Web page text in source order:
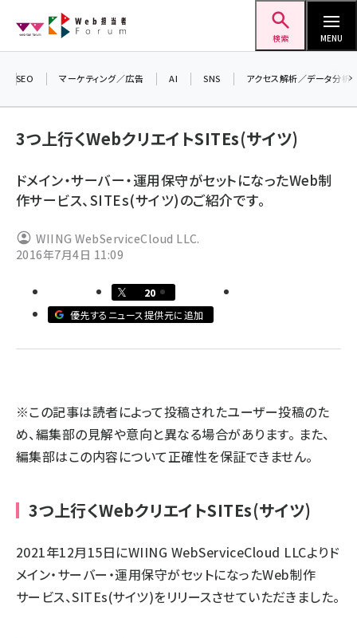
ン
検索 MENU
seo (3544)
ai (2829)
youtube (2455)
セミナー (2327)
z世代 (1635)
SEO マーケティング／広告 AI SNS アクセス解析／データ分析
3つ上行くWebクリエイトSITEs(サイツ)
ドメイン・サーバー・運用保守がセットになったWeb制
作サービス、SITEs(サイツ)のご紹介です。
WIING WebServiceCloud LLC.
2016年7月4日 11:09
20
優先するニュース提供元に追加
※この記事は読者によって投稿されたユーザー投稿のた
め、編集部の見解や意向と異なる場合があります。 また、
編集部はこの内容について正確性を保証できません。
3つ上行くWebクリエイトSITEs(サイツ)
2021年12月15日にWIING WebServiceCloud LLCよりド
メイン・サーバー・運用保守がセットになったWeb制作
サービス、SITEs(サイツ)をリリースさせていただきました。
＼